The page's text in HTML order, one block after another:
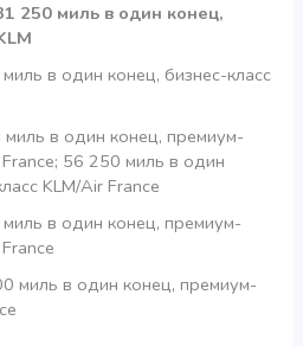
250 миль в один конец,
в один конец, бизнес-класс
в один конец, премиум-
56 250 миль в один
KLM/Air France
в один конец, премиум-
миль в один конец, премиум-